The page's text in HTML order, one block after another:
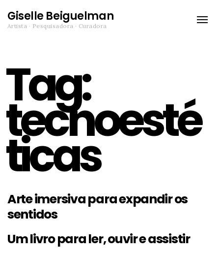
Giselle Beiguelman
Artista · Pesquisadora · Curadora
Toggle
Tag:
tecnoesté
ticas
Arte imersiva para expandir os
sentidos
Um livro para ler, ouvir e assistir